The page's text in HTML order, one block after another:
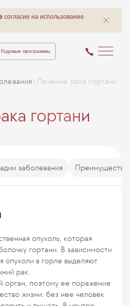
согласие на использование
Годовые программы
Лечение рака гортани
гортани
заболевания
опухоль, которая
гортани. В зависимости
опухоли в горле выделяют
рак.
орган, поэтому ее поражение
жизни: без нее человек